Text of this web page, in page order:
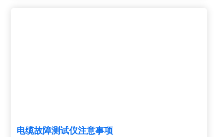
电缆故障测试仪注意事项